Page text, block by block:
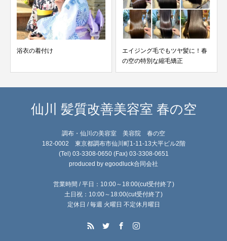
浴衣の着付け
エイジング毛でもツヤ髪に！春
の空の特別な縮毛矯正
仙川 髪質改善美容室 春の空
調布・仙川の美容室 美容院 春の空
182-0002 東京都調布市仙川町1-11-13大平ビル2階
(Tel) 03-3308-0650 (Fax) 03-3308-0651
produced by egoodluck合同会社
営業時間 / 平日：10:00～18:00(cut受付終了)
土日祝：10:00～18:00(cut受付終了)
定休日 / 毎週 火曜日 不定休月曜日